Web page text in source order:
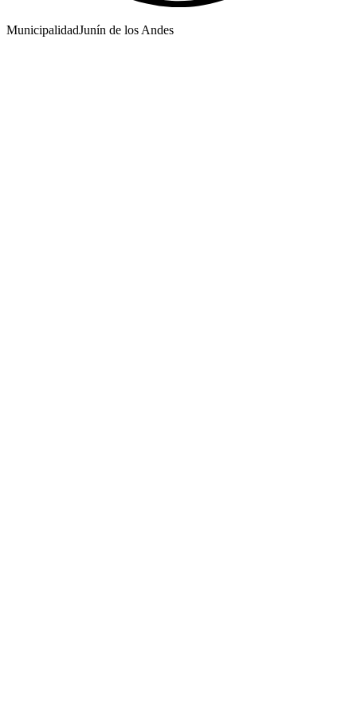
MunicipalidadJunín de los Andes